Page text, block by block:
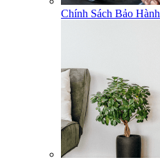
Chính Sách Bảo Hành